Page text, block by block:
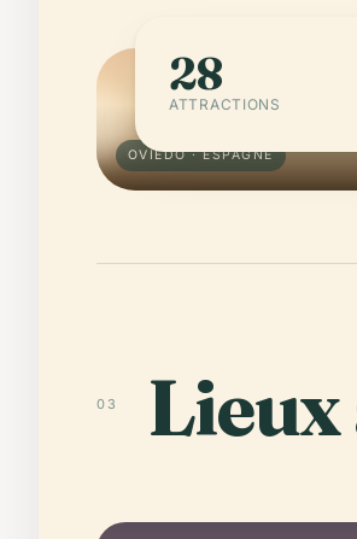
OVIEDO · ESPAGNE
28
ATTRACTIONS
03